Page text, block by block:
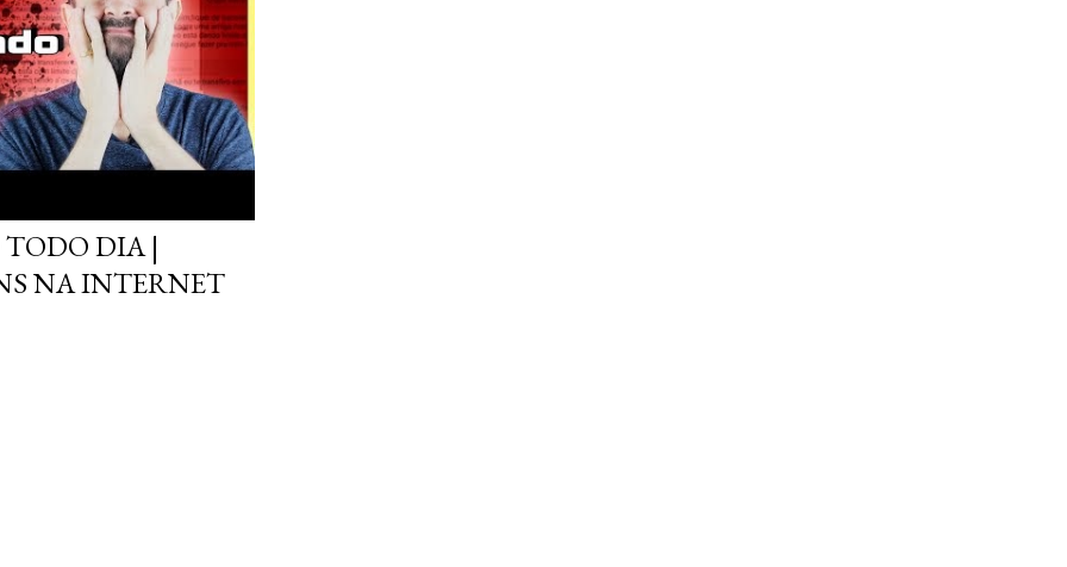
TODO DIA |
NA INTERNET